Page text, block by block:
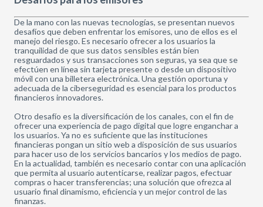
De la mano con las nuevas tecnologías, se presentan nuevos
desafíos que deben enfrentar los emisores, uno de ellos es el
manejo del riesgo. Es necesario ofrecer a los usuarios la
tranquilidad de que sus datos sensibles están bien
resguardados y sus transacciones son seguras, ya sea que se
efectúen en línea sin tarjeta presente o desde un dispositivo
móvil con una billetera electrónica. Una gestión oportuna y
adecuada de la ciberseguridad es esencial para los productos
financieros innovadores.
Otro desafío es la diversificación de los canales, con el fin de
ofrecer una experiencia de pago digital que logre enganchar a
los usuarios. Ya no es suficiente que las instituciones
financieras pongan un sitio web a disposición de sus usuarios
para hacer uso de los servicios bancarios y los medios de pago.
En la actualidad, también es necesario contar con una aplicación
que permita al usuario autenticarse, realizar pagos, efectuar
compras o hacer transferencias; una solución que ofrezca al
usuario final dinamismo, eficiencia y un mejor control de las
finanzas.